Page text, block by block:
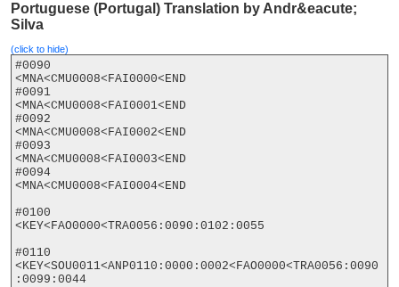
Portuguese (Portugal) Translation by Andr&eacute;
Silva
(click to hide)
#0090
<MNA<CMU0008<FAI0000<END
#0091
<MNA<CMU0008<FAI0001<END
#0092
<MNA<CMU0008<FAI0002<END
#0093
<MNA<CMU0008<FAI0003<END
#0094
<MNA<CMU0008<FAI0004<END
#0100
<KEY<FAO0000<TRA0056:0090:0102:0055
#0110
<KEY<SOU0011<ANP0110:0000:0002<FAO0000<TRA0056:0090
:0099:0044